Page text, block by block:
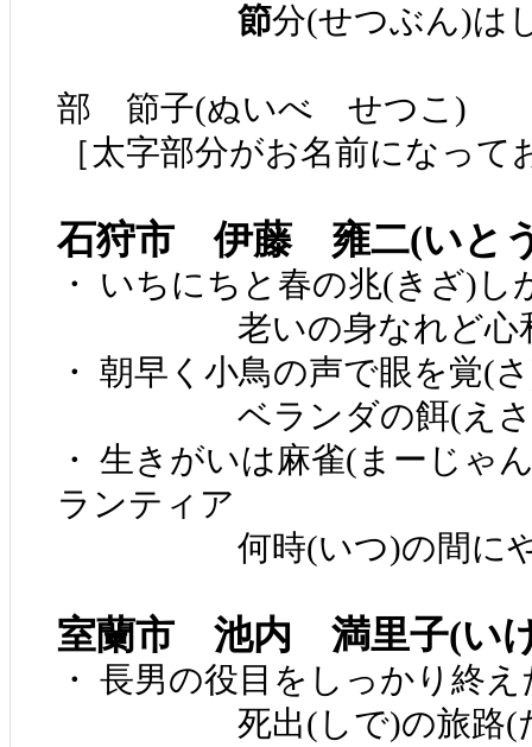
節分(せつぶん)は
部 節子(ぬいべ せつこ)
［太字部分がお名前になって
石狩市 伊藤 雍二(いと
・ いちにちと春の兆(きざ)し
老いの身なれど心和(
・ 朝早く小鳥の声で眼を覚(
ベランダの餌(えさ)
・ 生きがいは麻雀(まーじゃ
ランティア
何時(いつ)の間にや
室蘭市 池内 満里子(い
・ 長男の役目をしっかり終え
死出(しで)の旅路(た